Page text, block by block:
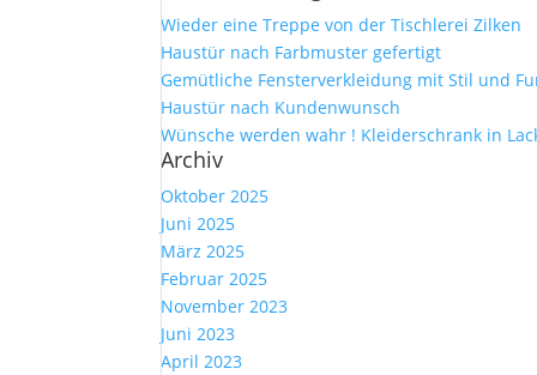
Wieder eine Treppe von der Tischlerei Zilken
Haustür nach Farbmuster gefertigt
Gemütliche Fensterverkleidung mit Stil und
Haustür nach Kundenwunsch
Wünsche werden wahr ! Kleiderschrank in
Archiv
Oktober 2025
Juni 2025
März 2025
Februar 2025
November 2023
Juni 2023
April 2023